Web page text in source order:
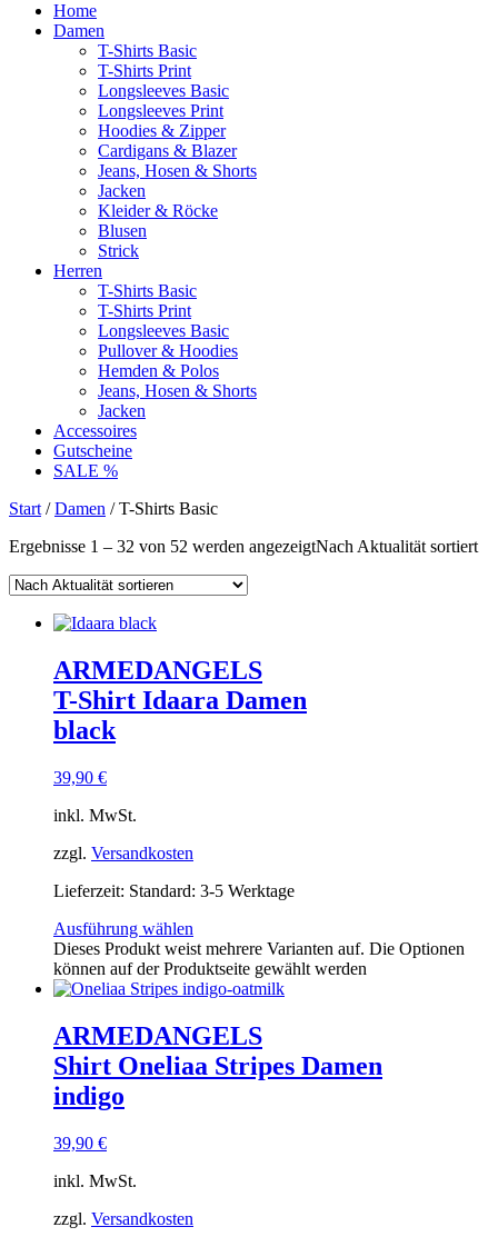
Home
Damen
T-Shirts Basic
T-Shirts Print
Longsleeves Basic
Longsleeves Print
Hoodies & Zipper
Cardigans & Blazer
Jeans, Hosen & Shorts
Jacken
Kleider & Röcke
Blusen
Strick
Herren
T-Shirts Basic
T-Shirts Print
Longsleeves Basic
Pullover & Hoodies
Hemden & Polos
Jeans, Hosen & Shorts
Jacken
Accessoires
Gutscheine
SALE %
Start /Damen / T-Shirts Basic
Ergebnisse 1 – 32 von 52 werden angezeigtNach Aktualität sortiert
ARMEDANGELS
T-Shirt Idaara Damen
black
39,90 €
inkl. MwSt.
zzgl. Versandkosten
Lieferzeit: Standard: 3-5 Werktage
Ausführung wählen
Dieses Produkt weist mehrere Varianten auf. Die Optionen
können auf der Produktseite gewählt werden
ARMEDANGELS
Shirt Oneliaa Stripes Damen
indigo
39,90 €
inkl. MwSt.
zzgl. Versandkosten